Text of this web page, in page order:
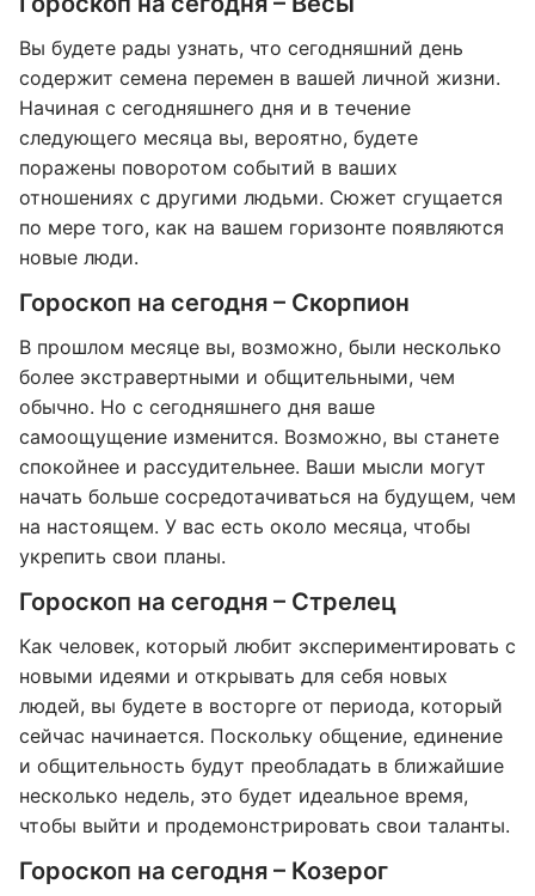
Вы будете рады узнать, что сегодняшний день
содержит семена перемен в вашей личной жизни.
Начиная с сегодняшнего дня и в течение
следующего месяца вы, вероятно, будете
поражены поворотом событий в ваших
отношениях с другими людьми. Сюжет сгущается
по мере того, как на вашем горизонте появляются
новые люди.
Гороскоп на сегодня – Скорпион
В прошлом месяце вы, возможно, были несколько
более экстравертными и общительными, чем
обычно. Но с сегодняшнего дня ваше
самоощущение изменится. Возможно, вы станете
спокойнее и рассудительнее. Ваши мысли могут
начать больше сосредотачиваться на будущем, чем
на настоящем. У вас есть около месяца, чтобы
укрепить свои планы.
Гороскоп на сегодня – Стрелец
Как человек, который любит экспериментировать с
новыми идеями и открывать для себя новых
людей, вы будете в восторге от периода, который
сейчас начинается. Поскольку общение, единение
и общительность будут преобладать в ближайшие
несколько недель, это будет идеальное время,
чтобы выйти и продемонстрировать свои таланты.
Гороскоп на сегодня – Козерог